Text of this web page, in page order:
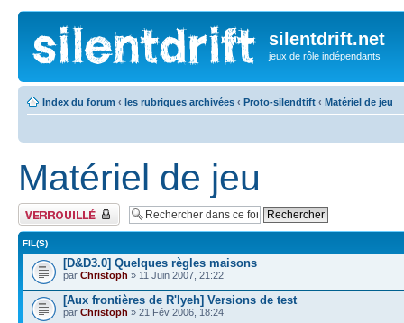
silentdrift.net
jeux de rôle indépendants
Index du forum ‹ les rubriques archivées ‹ Proto-silendtift ‹ Matériel de jeu
Matériel de jeu
Forum verrouillé
FIL(S)
[D&D3.0] Quelques règles maisons
par Christoph » 11 Juin 2007, 21:22
[Aux frontières de R'lyeh] Versions de test
par Christoph » 21 Fév 2006, 18:24